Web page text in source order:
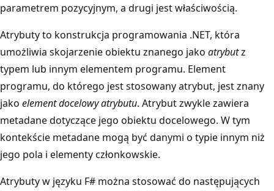
parametrem pozycyjnym, a drugi jest właściwością.
Atrybuty to konstrukcja programowania .NET, która
umożliwia skojarzenie obiektu znanego jako atrybutz
typem lub innym elementem programu. Element
programu, do którego jest stosowany atrybut, jest znany
jako element docelowy atrybutu. Atrybut zwykle zawiera
metadane dotyczące jego obiektu docelowego. W tym
kontekście metadane mogą być danymi o typie innym niż
jego pola i elementy członkowskie.
Atrybuty w języku F# można stosować do następujących